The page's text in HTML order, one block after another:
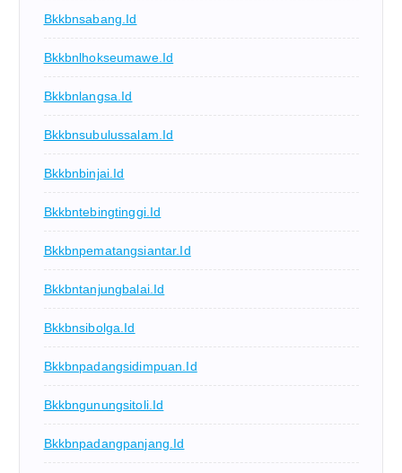
Bkkbnsabang.id
Bkkbnlhokseumawe.id
Bkkbnlangsa.id
Bkkbnsubulussalam.id
Bkkbnbinjai.id
Bkkbntebingtinggi.id
Bkkbnpematangsiantar.id
Bkkbntanjungbalai.id
Bkkbnsibolga.id
Bkkbnpadangsidimpuan.id
Bkkbngunungsitoli.id
Bkkbnpadangpanjang.id